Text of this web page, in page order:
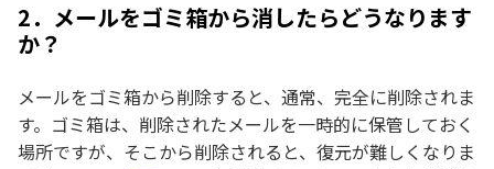
2．メールをゴミ箱から消したらどうなります
か？
メールをゴミ箱から削除すると、通常、完全に削除されま
す。ゴミ箱は、削除されたメールを一時的に保管しておく
場所ですが、そこから削除されると、復元が難しくなりま